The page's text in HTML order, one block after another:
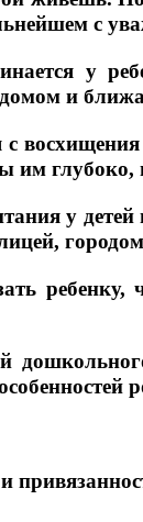
с
у
и
с
им
у
ребенку,